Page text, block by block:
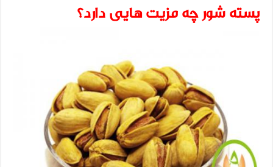
پسته شور چه مزیت هایی دارد؟